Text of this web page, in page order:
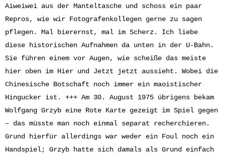
Aiweiwei aus der Manteltasche und schoss ein paar
Repros, wie wir Fotografenkollegen gerne zu sagen
pflegen. Mal bierernst, mal im Scherz. Ich liebe
diese historischen Aufnahmen da unten in der U-Bahn.
Sie führen einem vor Augen, wie scheiße das meiste
hier oben im Hier und Jetzt jetzt aussieht. Wobei die
Chinesische Botschaft noch immer ein maoistischer
Hingucker ist. +++ Am 30. August 1975 übrigens bekam
Wolfgang Grzyb eine Rote Karte gezeigt im Spiel gegen
– das müsste man noch einmal separat recherchieren.
Grund hierfür allerdings war weder ein Foul noch ein
Handspiel; Grzyb hatte sich damals als Grund einfach